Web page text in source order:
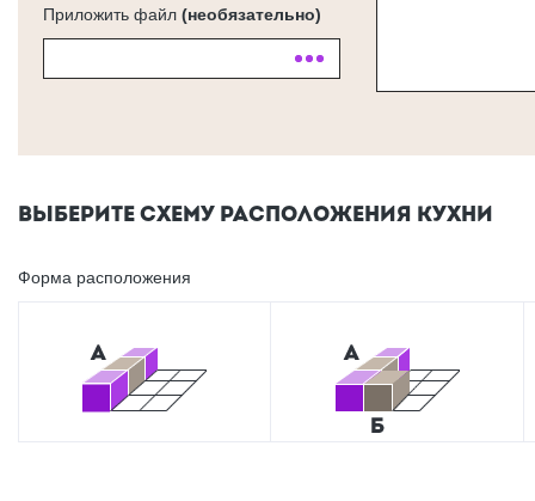
Приложить файл (необязательно)
ВЫБЕРИТЕ СХЕМУ РАСПОЛОЖЕНИЯ КУХНИ
Форма расположения